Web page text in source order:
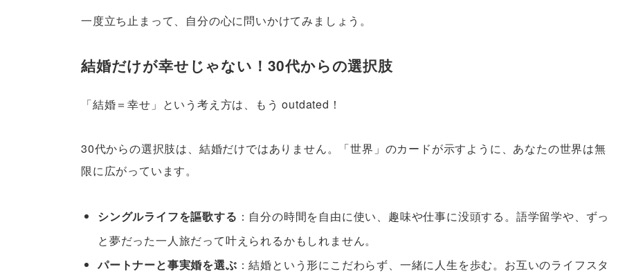
一度立ち止まって、自分の心に問いかけてみましょう。
結婚だけが幸せじゃない！30代からの選択肢
「結婚＝幸せ」という考え方は、もう outdated！
30代からの選択肢は、結婚だけではありません。「世界」のカードが示すように、あなたの世界は無
限に広がっています。
シングルライフを謳歌する ：自分の時間を自由に使い、趣味や仕事に没頭する。語学留学や、ずっ
と夢だった一人旅だって叶えられるかもしれません。
パートナーと事実婚を選ぶ ：結婚という形にこだわらず、一緒に人生を歩む。お互いのライフスタ